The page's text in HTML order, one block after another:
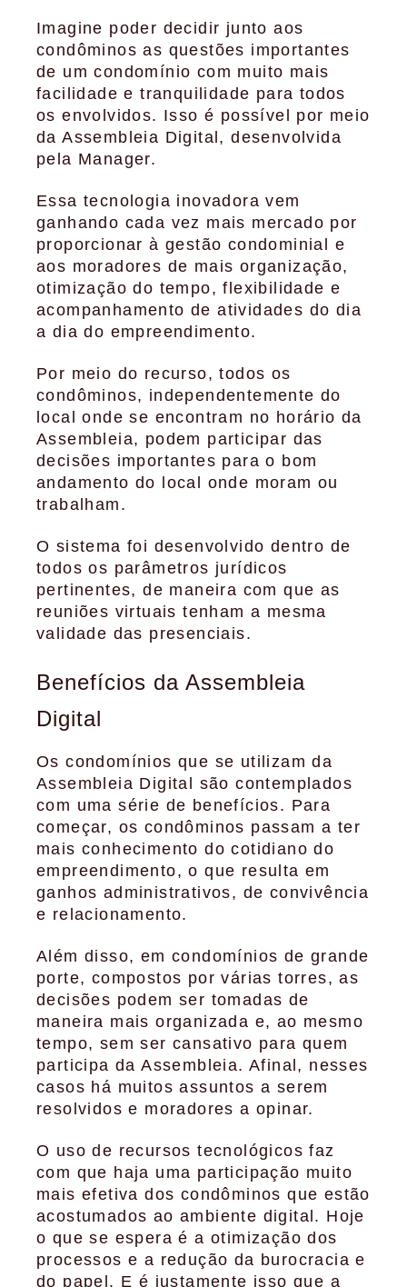
Imagine poder decidir junto aos
condôminos as questões importantes
de um condomínio com muito mais
facilidade e tranquilidade para todos
os envolvidos. Isso é possível por meio
da Assembleia Digital, desenvolvida
pela Manager.
Essa tecnologia inovadora vem
ganhando cada vez mais mercado por
proporcionar à gestão condominial e
aos moradores de mais organização,
otimização do tempo, flexibilidade e
acompanhamento de atividades do dia
a dia do empreendimento.
Por meio do recurso, todos os
condôminos, independentemente do
local onde se encontram no horário da
Assembleia, podem participar das
decisões importantes para o bom
andamento do local onde moram ou
trabalham.
O sistema foi desenvolvido dentro de
todos os parâmetros jurídicos
pertinentes, de maneira com que as
reuniões virtuais tenham a mesma
validade das presenciais.
Benefícios da Assembleia
Digital
Os condomínios que se utilizam da
Assembleia Digital são contemplados
com uma série de benefícios. Para
começar, os condôminos passam a ter
mais conhecimento do cotidiano do
empreendimento, o que resulta em
ganhos administrativos, de convivência
e relacionamento.
Além disso, em condomínios de grande
porte, compostos por várias torres, as
decisões podem ser tomadas de
maneira mais organizada e, ao mesmo
tempo, sem ser cansativo para quem
participa da Assembleia. Afinal, nesses
casos há muitos assuntos a serem
resolvidos e moradores a opinar.
O uso de recursos tecnológicos faz
com que haja uma participação muito
mais efetiva dos condôminos que estão
acostumados ao ambiente digital. Hoje
o que se espera é a otimização dos
processos e a redução da burocracia e
do papel. E é justamente isso que a